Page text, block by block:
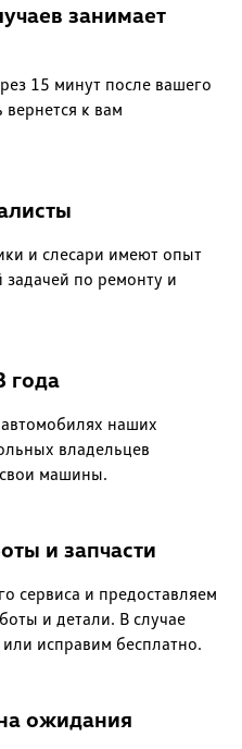
занимает
15 минут после вашего
к вам
и слесари имеют опыт
задачей по ремонту и
года
наших
владельцев
машины.
и запчасти
сервиса и предоставляем
и детали. В случае
исправим бесплатно.
ожидания